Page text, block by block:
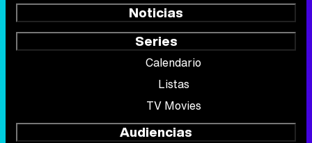
Noticias
Series
Calendario
Listas
TV Movies
Audiencias